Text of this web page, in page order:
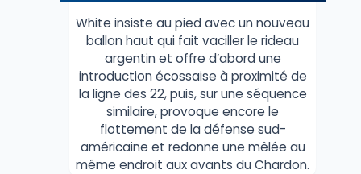
White insiste au pied avec un nouveau
ballon haut qui fait vaciller le rideau
argentin et offre d’abord une
introduction écossaise à proximité de
la ligne des 22, puis, sur une séquence
similaire, provoque encore le
flottement de la défense sud-
américaine et redonne une mêlée au
même endroit aux avants du Chardon.